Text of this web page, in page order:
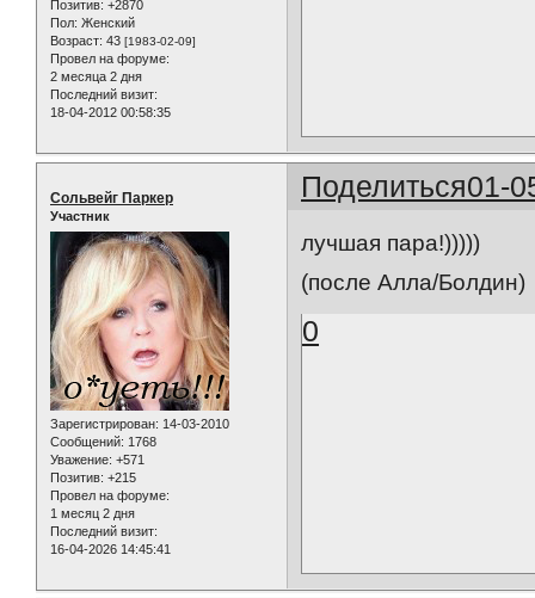
Позитив: +2870
Пол: Женский
Возраст: 43 [1983-02-09]
Провел на форуме:
2 месяца 2 дня
Последний визит:
18-04-2012 00:58:35
Поделиться01-
Сольвейг Паркер
Участник
Зарегистрирован: 14-03-2010
Сообщений: 1768
Уважение: +571
Позитив: +215
Провел на форуме:
1 месяц 2 дня
Последний визит:
16-04-2026 14:45:41
лучшая пара!)))))
(после Алла/Болдин)
0